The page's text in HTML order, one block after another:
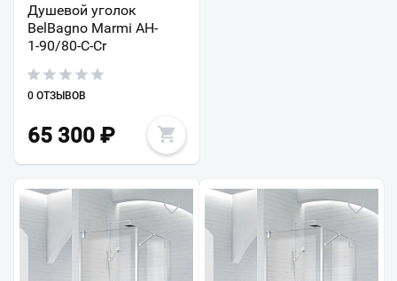
Душевой уголок
BelBagno Marmi AH-
1-90/80-C-Cr
0 ОТЗЫВОВ
65 300 ₽